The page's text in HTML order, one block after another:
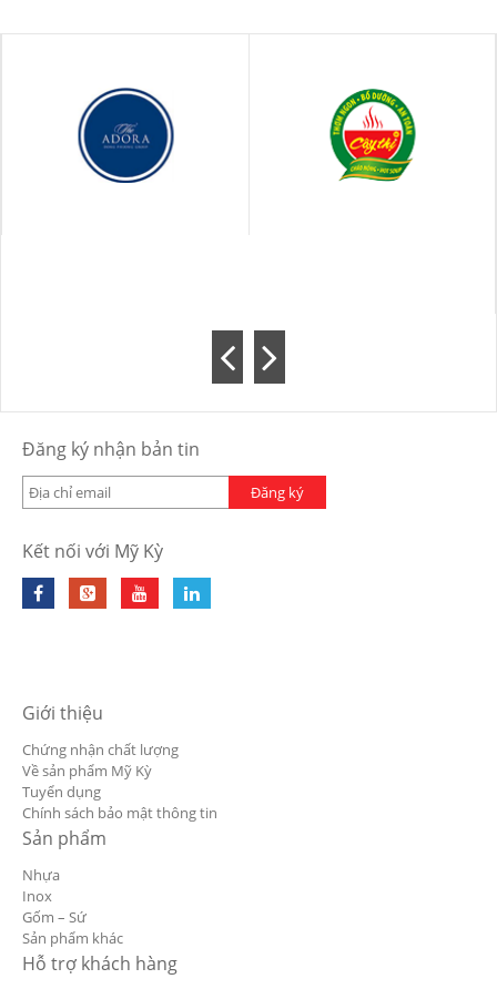
Đăng ký nhận bản tin
Đăng ký
Kết nối với Mỹ Kỳ
Giới thiệu
Chứng nhận chất lượng
Về sản phẩm Mỹ Kỳ
Tuyển dụng
Chính sách bảo mật thông tin
Sản phẩm
Nhựa
Inox
Gốm – Sứ
Sản phẩm khác
Hỗ trợ khách hàng